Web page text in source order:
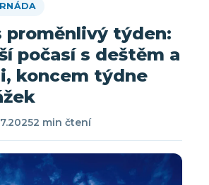
proměnlivý týden:
počasí s deštěm a
koncem týdne
2 min čtení